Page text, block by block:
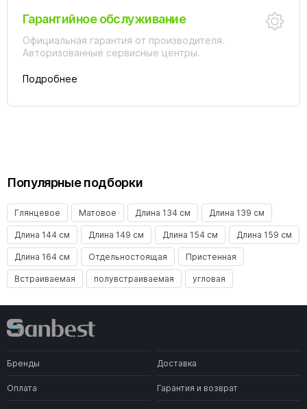
Гарантийное обслуживание
Официальная гарантия от производителя.
Авторизованные сервисные центры.
Подробнее
Популярные подборки
Глянцевое Матовое Длина 134 см Длина 139 см
Длина 144 см Длина 149 см Длина 154 см Длина 159 см
Длина 164 см Отдельностоящая Пристенная
Встраиваемая полувстраиваемая угловая
Бренды Доставка
Оплата Гарантия и возврат